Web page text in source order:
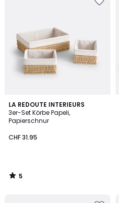
LA REDOUTE INTERIEURS
3er-Set Körbe Papeli,
Papierschnur
CHF 31.95
5
/
5
5
/